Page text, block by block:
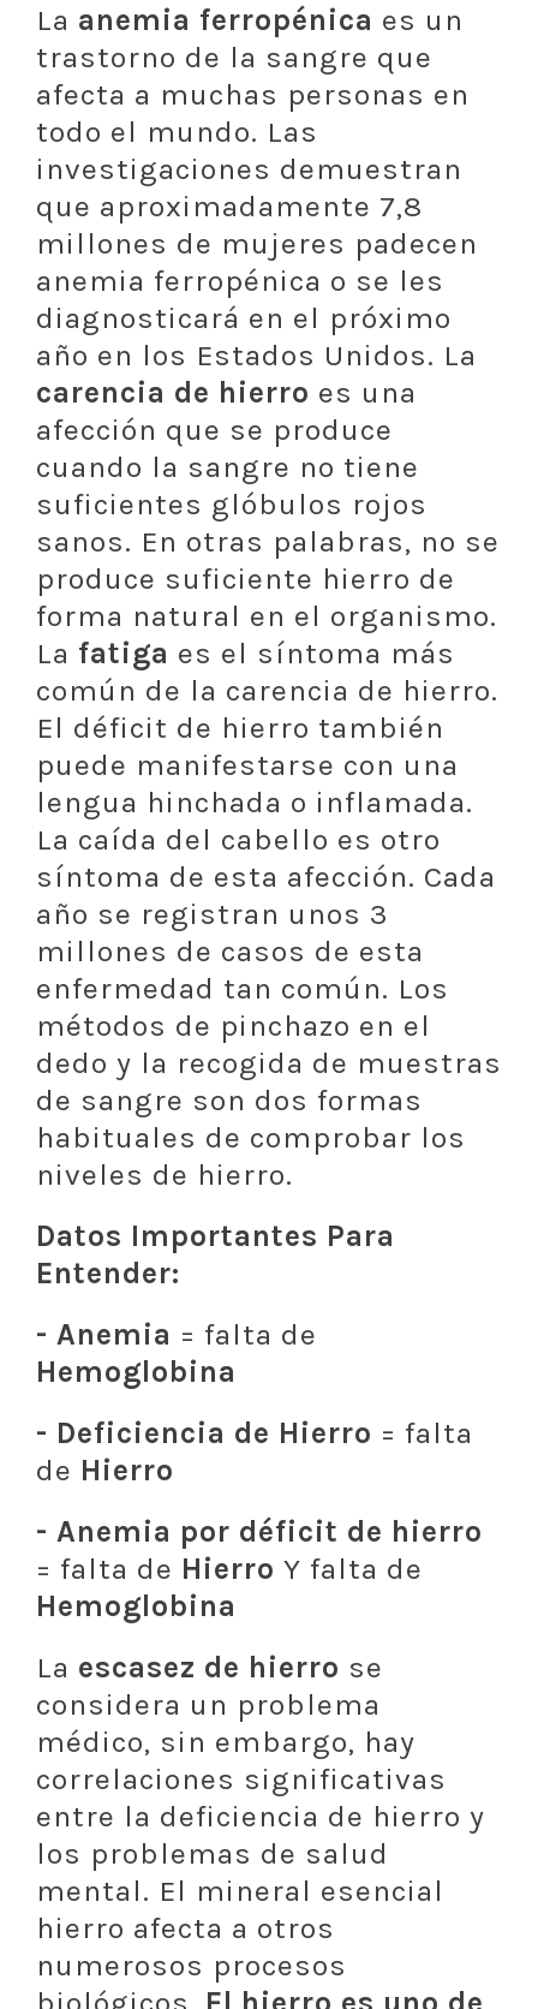
La anemia ferropénica es un
trastorno de la sangre que
afecta a muchas personas en
todo el mundo. Las
investigaciones demuestran
que aproximadamente 7,8
millones de mujeres padecen
anemia ferropénica o se les
diagnosticará en el próximo
año en los Estados Unidos. La
carencia de hierro es una
afección que se produce
cuando la sangre no tiene
suficientes glóbulos rojos
sanos. En otras palabras, no se
produce suficiente hierro de
forma natural en el organismo.
La fatiga es el síntoma más
común de la carencia de hierro.
El déficit de hierro también
puede manifestarse con una
lengua hinchada o inflamada.
La caída del cabello es otro
síntoma de esta afección. Cada
año se registran unos 3
millones de casos de esta
enfermedad tan común. Los
métodos de pinchazo en el
dedo y la recogida de muestras
de sangre son dos formas
habituales de comprobar los
niveles de hierro.
Datos Importantes Para
Entender:
- Anemia = falta de
Hemoglobina
- Deficiencia de Hierro = falta
de Hierro
- Anemia por déficit de hierro
= falta de Hierro Y falta de
Hemoglobina
La escasez de hierro se
considera un problema
médico, sin embargo, hay
correlaciones significativas
entre la deficiencia de hierro y
los problemas de salud
mental. El mineral esencial
hierro afecta a otros
numerosos procesos
biológicos. El hierro es uno de